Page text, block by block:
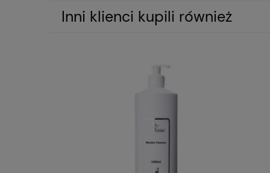
Inni klienci kupili również